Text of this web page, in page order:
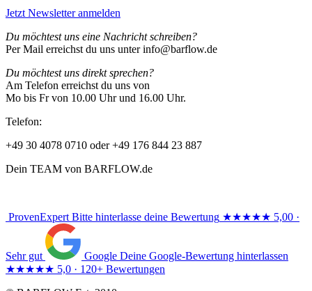
Jetzt Newsletter anmelden
Du möchtest uns eine Nachricht schreiben?
Per Mail erreichst du uns unter info@barflow.de
Du möchtest uns direkt sprechen?
Am Telefon erreichst du uns von
Mo bis Fr von 10.00 Uhr und 16.00 Uhr.
Telefon:
+49 30 4078 0710 oder +49 176 844 23 887
Dein TEAM von BARFLOW.de
ProvenExpert Bitte hinterlasse deine Bewertung ★★★★★ 5,00 ·
Sehr gut Google Deine Google-Bewertung hinterlassen
★★★★★ 5,0 · 120+ Bewertungen